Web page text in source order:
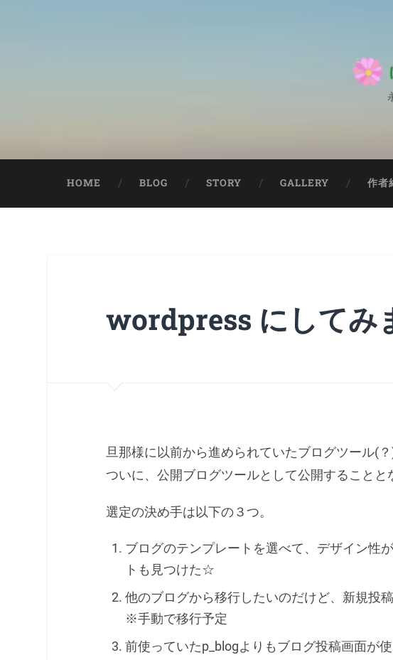
HOME BLOG STORY GALLERY 作者
wordpress にしてみ
旦那様に以前から進められていたブログツール(？
ついに、公開ブログツールとして公開することと
選定の決め手は以下の３つ。
ブログのテンプレートを選べて、デザイン性
トも見つけた☆
他のブログから移行したいのだけど、新規投
※手動で移行予定
前使っていたp_blogよりもブログ投稿画面が使